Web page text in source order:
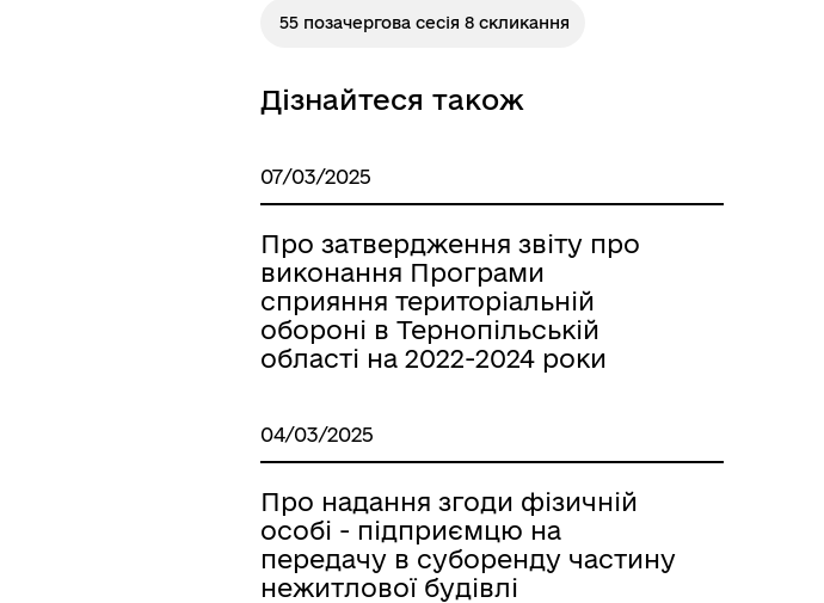
55 позачергова сесія 8 скликання
Дізнайтеся також
07/03/2025
Про затвердження звіту про
виконання Програми
сприяння територіальній
обороні в Тернопільській
області на 2022-2024 роки
04/03/2025
Про надання згоди фізичній
особі - підприємцю на
передачу в суборенду частину
нежитлової будівлі